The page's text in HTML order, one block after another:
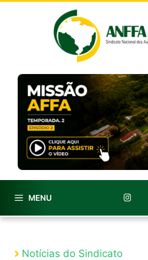
MENU
Notícias do Sindicato